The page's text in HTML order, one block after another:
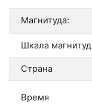
Магнитуда:
Шкала
Страна
Время